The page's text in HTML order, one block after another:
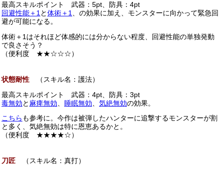
最高スキルポイント 武器：5pt、防具：4pt
回避性能＋1と 体術＋1、の効果に加え、モンスターに向かって緊急回
避が可能になる。
体術＋1はそれほど体感的には分からない程度、回避性能の単独発動
で良さそう？
（便利度 ★★☆☆☆）
状態耐性 （スキル名：護法）
最高スキルポイント 武器：4pt、防具：3pt
毒無効 と 麻痺無効 睡眠無効 気絶無効の効果。
こちら も参考に。今作は被弾したハンターに追撃するモンスターが割
と多く、気絶無効は特に恩恵あるかと。
（便利度 ★★★★☆）
刀匠 （スキル名：真打）